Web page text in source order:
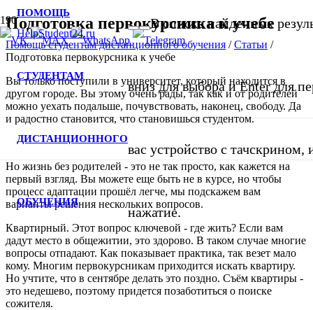
ПОМОЩЬ
СТУДЕНТАМ
ДИСТАНЦИОННОГО
ОБУЧЕНИЯ
В списке найденных
вниз для выбора и Enter для
вас устройство с
нажатие.
Подготовка первокурсника к учебе
Помощь студентам дистанционного обучения /Статьи /
Подготовка первокурсника к учебе
Вы только поступили в университет, который находится в
другом городе. Вы этому очень рады, так как и от родителей
можно уехать подальше, почувствовать, наконец, свободу. Да
и радостно становится, что становишься студентом.
Но жизнь без родителей - это не так просто, как кажется на
первый взгляд. Вы можете еще быть не в курсе, но чтобы
процесс адаптации прошёл легче, мы подскажем вам
варианты решения нескольких вопросов.
Квартирный. Этот вопрос ключевой - где жить? Если вам
дадут место в общежитии, это здорово. В таком случае многие
вопросы отпадают. Как показывает практика, так везет мало
кому. Многим первокурсникам приходится искать квартиру.
Но учтите, что в сентябре делать это поздно. Съём квартиры -
это недешево, поэтому придется позаботиться о поиске
сожителя.